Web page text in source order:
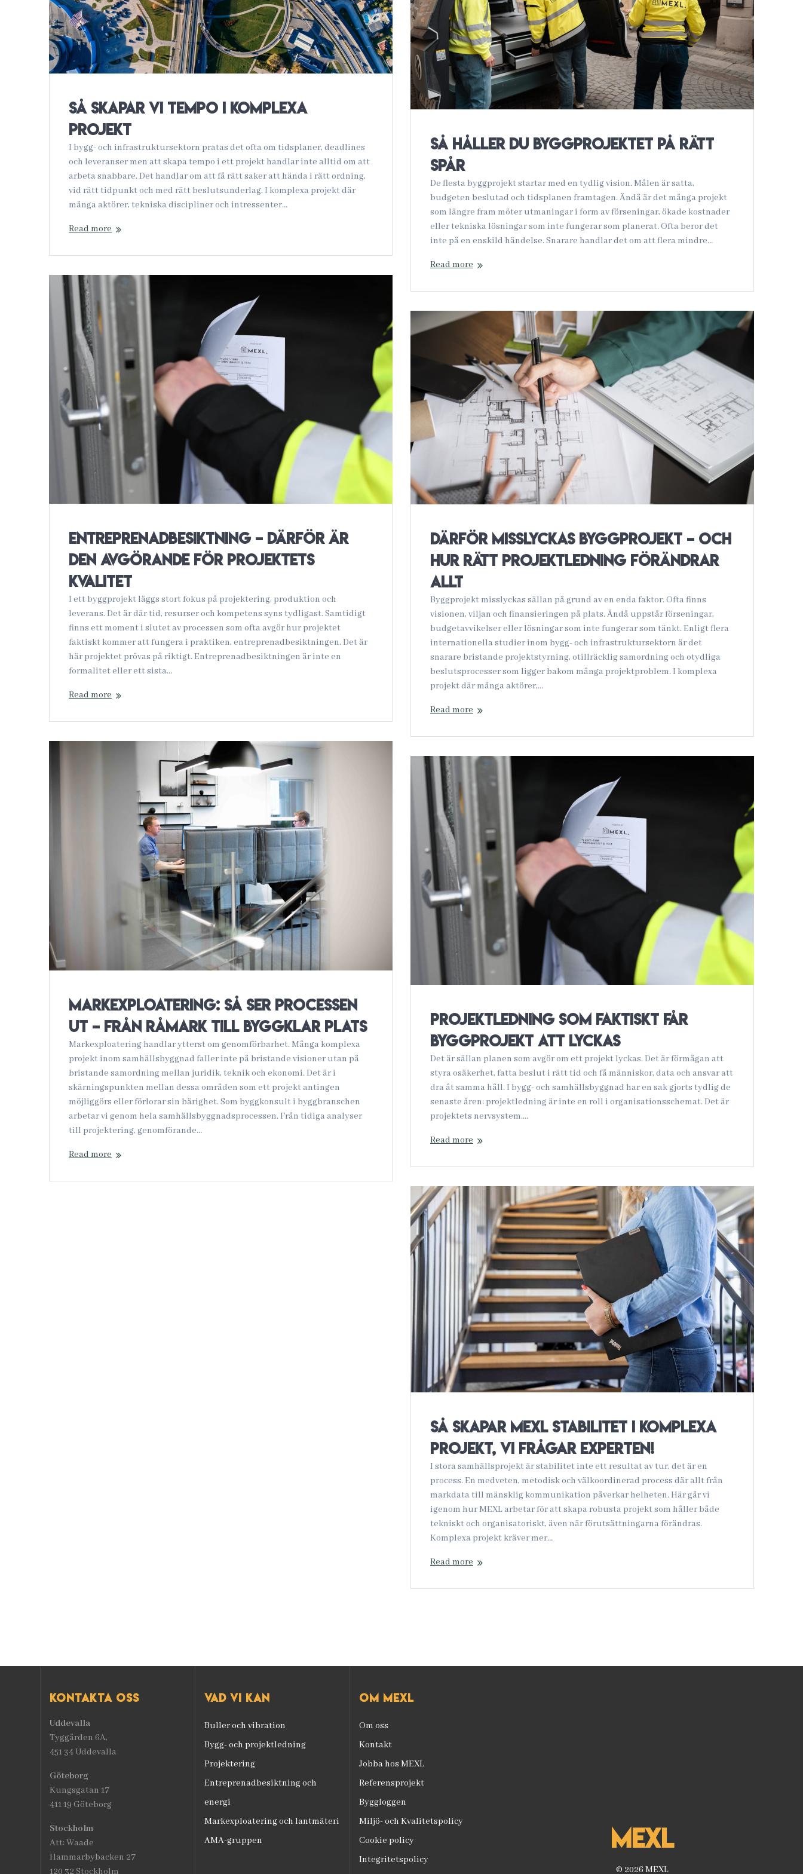
Så skapar vi tempo i komplexa
projekt
I bygg- och infrastruktursektorn pratas det ofta om tidsplaner, deadlines
och leveranser men att skapa tempo i ett projekt handlar inte alltid om att
arbeta snabbare. Det handlar om att få rätt saker att hända i rätt ordning,
vid rätt tidpunkt och med rätt beslutsunderlag. I komplexa projekt där
många aktörer, tekniska discipliner och intressenter…
Read more
Så håller du byggprojektet på rätt
spår
De flesta byggprojekt startar med en tydlig vision. Målen är satta,
budgeten beslutad och tidsplanen framtagen. Ändå är det många projekt
som längre fram möter utmaningar i form av förseningar, ökade kostnader
eller tekniska lösningar som inte fungerar som planerat. Ofta beror det
inte på en enskild händelse. Snarare handlar det om att flera mindre…
Read more
Entreprenadbesiktning – därför är
den avgörande för projektets
kvalitet
I ett byggprojekt läggs stort fokus på projektering, produktion och
leverans. Det är där tid, resurser och kompetens syns tydligast. Samtidigt
finns ett moment i slutet av processen som ofta avgör hur projektet
faktiskt kommer att fungera i praktiken, entreprenadbesiktningen. Det är
här projektet prövas på riktigt. Entreprenadbesiktningen är inte en
formalitet eller ett sista…
Read more
Därför misslyckas byggprojekt – och
hur rätt projektledning förändrar
allt
Byggprojekt misslyckas sällan på grund av en enda faktor. Ofta finns
visionen, viljan och finansieringen på plats. Ändå uppstår förseningar,
budgetavvikelser eller lösningar som inte fungerar som tänkt. Enligt flera
internationella studier inom bygg- och infrastruktursektorn är det
snarare bristande projektstyrning, otillräcklig samordning och otydliga
beslutsprocesser som ligger bakom många projektproblem. I komplexa
projekt där många aktörer,…
Read more
Markexploatering: Så ser processen
ut – från råmark till byggklar plats
Markexploatering handlar ytterst om genomförbarhet. Många komplexa
projekt inom samhällsbyggnad faller inte på bristande visioner utan på
bristande samordning mellan juridik, teknik och ekonomi. Det är i
skärningspunkten mellan dessa områden som ett projekt antingen
möjliggörs eller förlorar sin bärighet. Som byggkonsult i byggbranschen
arbetar vi genom hela samhällsbyggnadsprocessen. Från tidiga analyser
till projektering, genomförande…
Read more
Projektledning som faktiskt får
byggprojekt att lyckas
Det är sällan planen som avgör om ett projekt lyckas. Det är förmågan att
styra osäkerhet, fatta beslut i rätt tid och få människor, data och ansvar att
dra åt samma håll. I bygg- och samhällsbyggnad har en sak gjorts tydlig de
senaste åren: projektledning är inte en roll i organisationsschemat. Det är
projektets nervsystem.…
Read more
Så skapar MEXL stabilitet i komplexa
projekt, vi frågar experten!
I stora samhällsprojekt är stabilitet inte ett resultat av tur, det är en
process. En medveten, metodisk och välkoordinerad process där allt från
markdata till mänsklig kommunikation påverkar helheten. Här går vi
igenom hur MEXL arbetar för att skapa robusta projekt som håller både
tekniskt och organisatoriskt, även när förutsättningarna förändras.
Komplexa projekt kräver mer…
Read more
Kontakta oss
Uddevalla
Tyggården 6A,
451 34 Uddevalla
Göteborg
Kungsgatan 17
411 19 Göteborg
Stockholm
Att: Waade
Hammarbybacken 27
120 32 Stockholm
Vad vi kan
Buller och vibration
Bygg- och projektledning
Projektering
Entreprenadbesiktning och
energi
Markexploatering och lantmäteri
AMA-gruppen
Om mexl
Om oss
Kontakt
Jobba hos MEXL
Referensprojekt
Byggloggen
Miljö- och Kvalitetspolicy
Cookie policy
Integritetspolicy
MEXL
© 2026 MEXL